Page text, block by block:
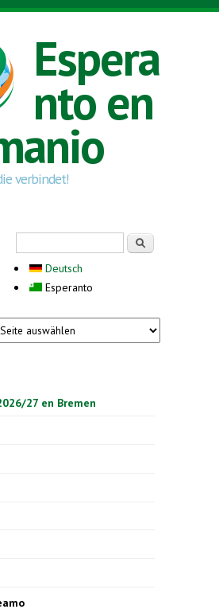
Espera
nto en
verbindet!
Deutsch
Esperanto
27 en Bremen